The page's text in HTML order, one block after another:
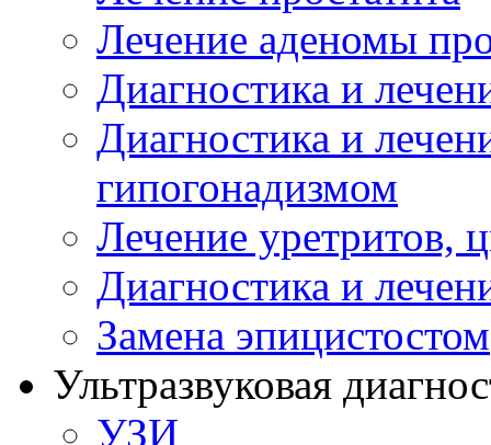
Лечение аденомы
Диагностика и
Диагностика и
гипогонадизмом
Лечение уретритов,
Диагностика и
Замена эпицистостом
Ультразвуковая
УЗИ